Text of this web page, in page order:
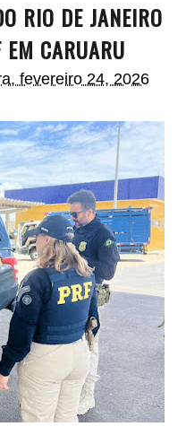
RIO DE JANEIRO
EM CARUARU
fevereiro 24, 2026